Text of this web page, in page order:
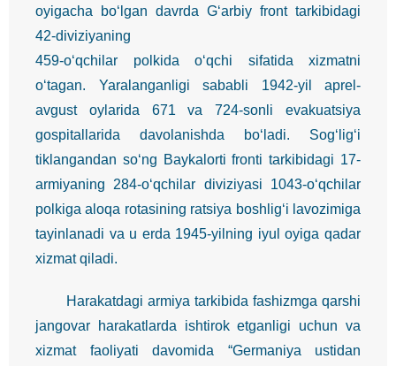
oyigacha bo‘lgan davrda G‘arbiy front tarkibidagi
42-diviziyaning
459-o‘qchilar polkida o‘qchi sifatida xizmatni
o‘tagan. Yaralanganligi sababli 1942-yil aprel-
avgust oylarida 671 va 724-sonli evakuatsiya
gospitallarida davolanishda bo‘ladi. Sog‘lig‘i
tiklangandan so‘ng Baykalorti fronti tarkibidagi 17-
armiyaning 284-o‘qchilar diviziyasi 1043-o‘qchilar
polkiga aloqa rotasining ratsiya boshlig‘i lavozimiga
tayinlanadi va u erda 1945-yilning iyul oyiga qadar
xizmat qiladi.
Harakatdagi armiya tarkibida fashizmga qarshi
jangovar harakatlarda ishtirok etganligi uchun va
xizmat faoliyati davomida “Germaniya ustidan